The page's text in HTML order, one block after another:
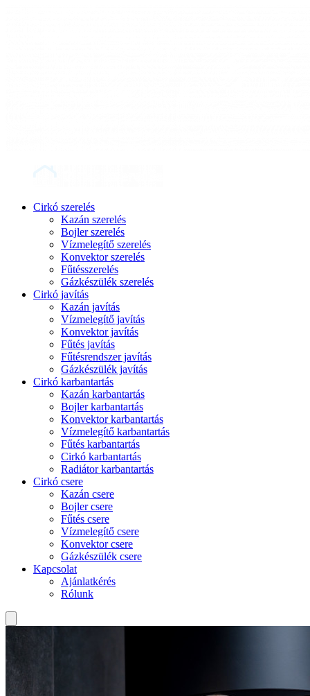
Cirkó szerelés
Kazán szerelés
Bojler szerelés
Vízmelegítő szerelés
Konvektor szerelés
Fűtésszerelés
Gázkészülék szerelés
Cirkó javítás
Kazán javítás
Vízmelegítő javítás
Konvektor javítás
Fűtés javítás
Fűtésrendszer javítás
Gázkészülék javítás
Cirkó karbantartás
Kazán karbantartás
Bojler karbantartás
Konvektor karbantartás
Vízmelegítő karbantartás
Fűtés karbantartás
Cirkó karbantartás
Radiátor karbantartás
Cirkó csere
Kazán csere
Bojler csere
Fűtés csere
Vízmelegítő csere
Konvektor csere
Gázkészülék csere
Kapcsolat
Ajánlatkérés
Rólunk